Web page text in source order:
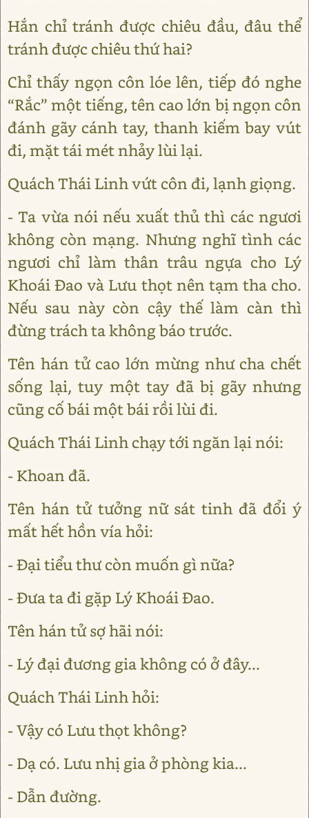
Hắn chỉ tránh được chiêu đầu, đâu thể
tránh được chiêu thứ hai?
Chỉ thấy ngọn côn lóe lên, tiếp đó nghe
“Rắc” một tiếng, tên cao lớn bị ngọn côn
đánh gãy cánh tay, thanh kiếm bay vút
đi, mặt tái mét nhảy lùi lại.
Quách Thái Linh vứt côn đi, lạnh giọng.
- Ta vừa nói nếu xuất thủ thì các ngươi
không còn mạng. Nhưng nghĩ tình các
ngươi chỉ làm thân trâu ngựa cho Lý
Khoái Đao và Lưu thọt nên tạm tha cho.
Nếu sau này còn cậy thế làm càn thì
đừng trách ta không báo trước.
Tên hán tử cao lớn mừng như cha chết
sống lại, tuy một tay đã bị gãy nhưng
cũng cố bái một bái rồi lùi đi.
Quách Thái Linh chạy tới ngăn lại nói:
- Khoan đã.
Tên hán tử tưởng nữ sát tinh đã đổi ý
mất hết hồn vía hỏi:
- Đại tiểu thư còn muốn gì nữa?
- Đưa ta đi gặp Lý Khoái Đao.
Tên hán tử sợ hãi nói:
- Lý đại đương gia không có ở đây...
Quách Thái Linh hỏi:
- Vậy có Lưu thọt không?
- Dạ có. Lưu nhị gia ở phòng kia...
- Dẫn đường.